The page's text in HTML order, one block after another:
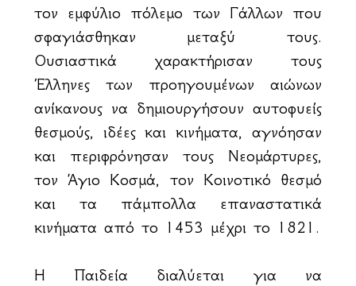
τον εμφύλιο πόλεμο των Γάλλων που
σφαγιάσθηκαν μεταξύ τους.
Ουσιαστικά χαρακτήρισαν τους
Έλληνες των προηγουμένων αιώνων
ανίκανους να δημιουργήσουν αυτοφυείς
θεσμούς, ιδέες και κινήματα, αγνόησαν
και περιφρόνησαν τους Νεομάρτυρες,
τον Άγιο Κοσμά, τον Κοινοτικό θεσμό
και τα πάμπολλα επαναστατικά
κινήματα από το 1453 μέχρι το 1821.
Η Παιδεία διαλύεται για να